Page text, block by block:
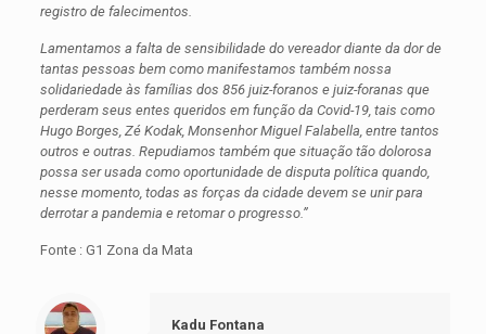
registro de falecimentos.
Lamentamos a falta de sensibilidade do vereador diante da dor de
tantas pessoas bem como manifestamos também nossa
solidariedade às famílias dos 856 juiz-foranos e juiz-foranas que
perderam seus entes queridos em função da Covid-19, tais como
Hugo Borges, Zé Kodak, Monsenhor Miguel Falabella, entre tantos
outros e outras. Repudiamos também que situação tão dolorosa
possa ser usada como oportunidade de disputa política quando,
nesse momento, todas as forças da cidade devem se unir para
derrotar a pandemia e retomar o progresso.”
Fonte : G1 Zona da Mata
Kadu Fontana